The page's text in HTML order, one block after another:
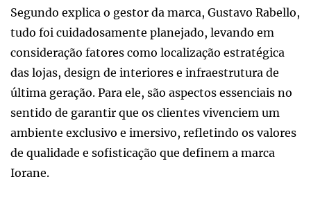
Segundo explica o gestor da marca, Gustavo Rabello,
tudo foi cuidadosamente planejado, levando em
consideração fatores como localização estratégica
das lojas, design de interiores e infraestrutura de
última geração. Para ele, são aspectos essenciais no
sentido de garantir que os clientes vivenciem um
ambiente exclusivo e imersivo, refletindo os valores
de qualidade e sofisticação que definem a marca
Iorane.